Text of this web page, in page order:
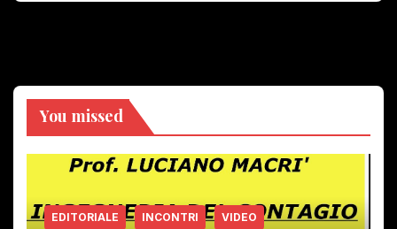
You missed
EDITORIALE INCONTRI VIDEO